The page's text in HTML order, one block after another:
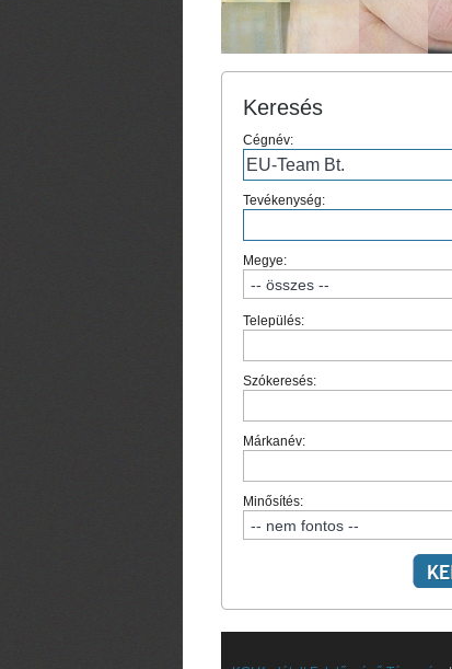
Keresés
Cégnév:
Tevékenység:
Megye:
Település:
Szókeresés:
Márkanév:
Minősítés: